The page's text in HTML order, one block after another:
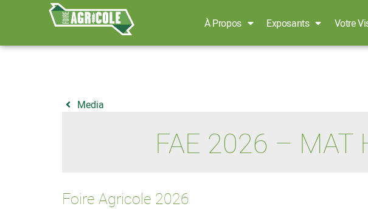
À Propos Exposants Votre
Media
FAE 2026 – MAT
Foire Agricole 2026